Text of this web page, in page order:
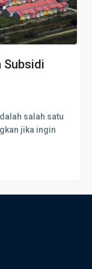
Subsidi
salah satu
jika ingin